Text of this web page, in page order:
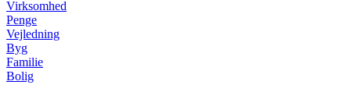
Virksomhed
Penge
Vejledning
Byg
Familie
Bolig